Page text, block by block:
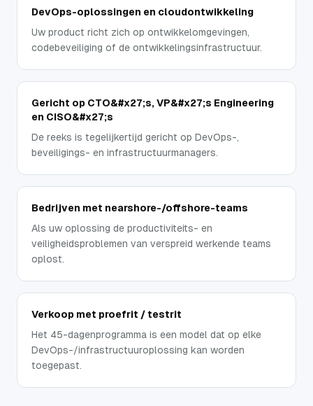
DevOps-oplossingen en cloudontwikkeling
Uw product richt zich op ontwikkelomgevingen,
codebeveiliging of de ontwikkelingsinfrastructuur.
Gericht op CTO&#x27;s, VP&#x27;s Engineering
en CISO&#x27;s
De reeks is tegelijkertijd gericht op DevOps-,
beveiligings- en infrastructuurmanagers.
Bedrijven met nearshore-/offshore-teams
Als uw oplossing de productiviteits- en
veiligheidsproblemen van verspreid werkende teams
oplost.
Verkoop met proefrit / testrit
Het 45-dagenprogramma is een model dat op elke
DevOps-/infrastructuuroplossing kan worden
toegepast.